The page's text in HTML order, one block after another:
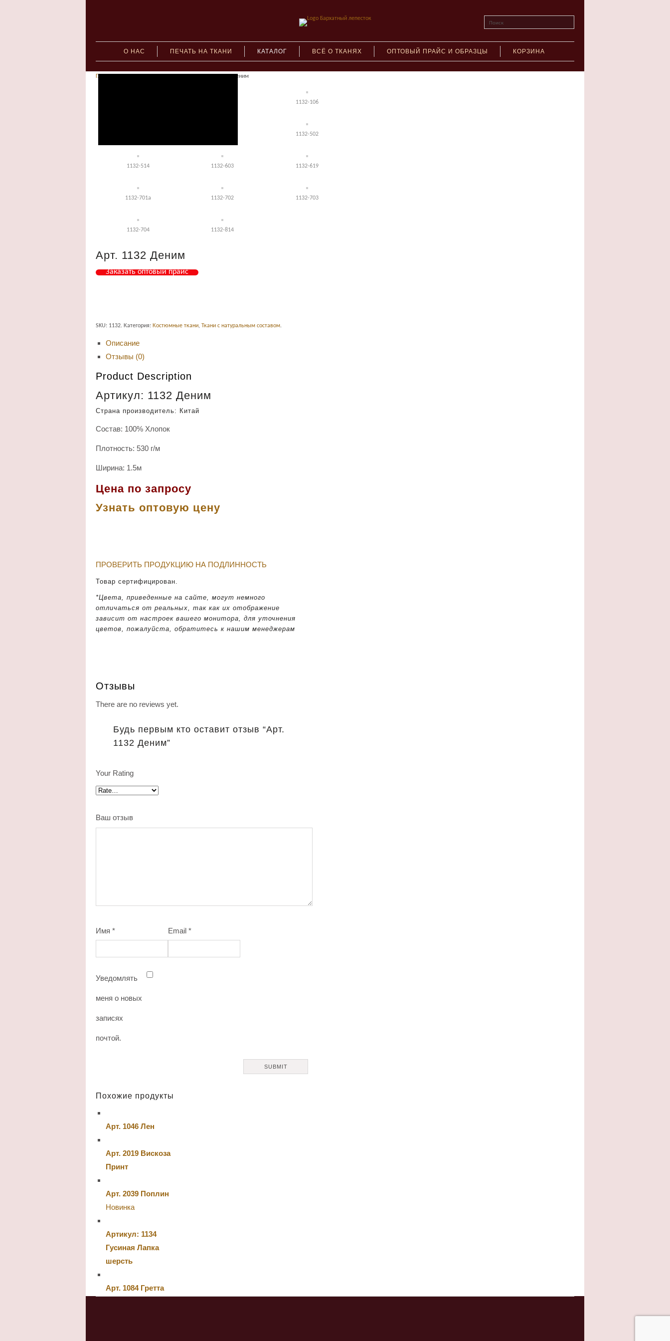
Поиск
О НАС ПЕЧАТЬ НА ТКАНИ КАТАЛОГ ВСЁ О ТКАНЯХ ОПТОВЫЙ ПРАЙС И ОБРАЗЦЫ КОРЗИНА
Главная » Арт. 1132 Деним
1132-106
1132-502
1132-514 1132-603 1132-619
1132-701а 1132-702 1132-703
1132-704 1132-814
Арт. 1132 Деним
Заказать оптовый прайс
SKU: 1132. Категория: Костюмные ткани, Ткани с натуральным составом.
Описание
Отзывы (0)
Product Description
Артикул: 1132 Деним
Страна производитель: Китай
Состав: 100% Хлопок
Плотность: 530 г/м
Ширина: 1.5м
Цена по запросу
Узнать оптовую цену
ПРОВЕРИТЬ ПРОДУКЦИЮ НА ПОДЛИННОСТЬ
Товар сертифицирован.
*Цвета, приведенные на сайте, могут немного
отличаться от реальных, так как их отображение
зависит от настроек вашего монитора, для уточнения
цветов, пожалуйста, обратитесь к нашим менеджерам
Отзывы
There are no reviews yet.
Будь первым кто оставит отзыв “Арт.
1132 Деним”
Your Rating
Ваш отзыв
Имя * Email *
Уведомлять
меня о новых
записях
почтой.
Похожие продукты
Арт. 1046 Лен
Арт. 2019 Вискоза
Принт
Арт. 2039 Поплин
Новинка
Артикул: 1134
Гусиная Лапка
шерсть
Арт. 1084 Гретта